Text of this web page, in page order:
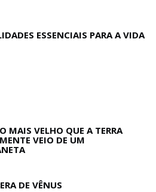
ESSENCIAIS PARA A VIDA
MAIS VELHO QUE A TERRA
VEIO DE UM
DE VÊNUS